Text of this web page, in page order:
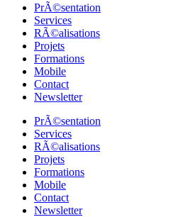
PrÃ©sentation
Services
RÃ©alisations
Projets
Formations
Mobile
Contact
Newsletter
PrÃ©sentation
Services
RÃ©alisations
Projets
Formations
Mobile
Contact
Newsletter